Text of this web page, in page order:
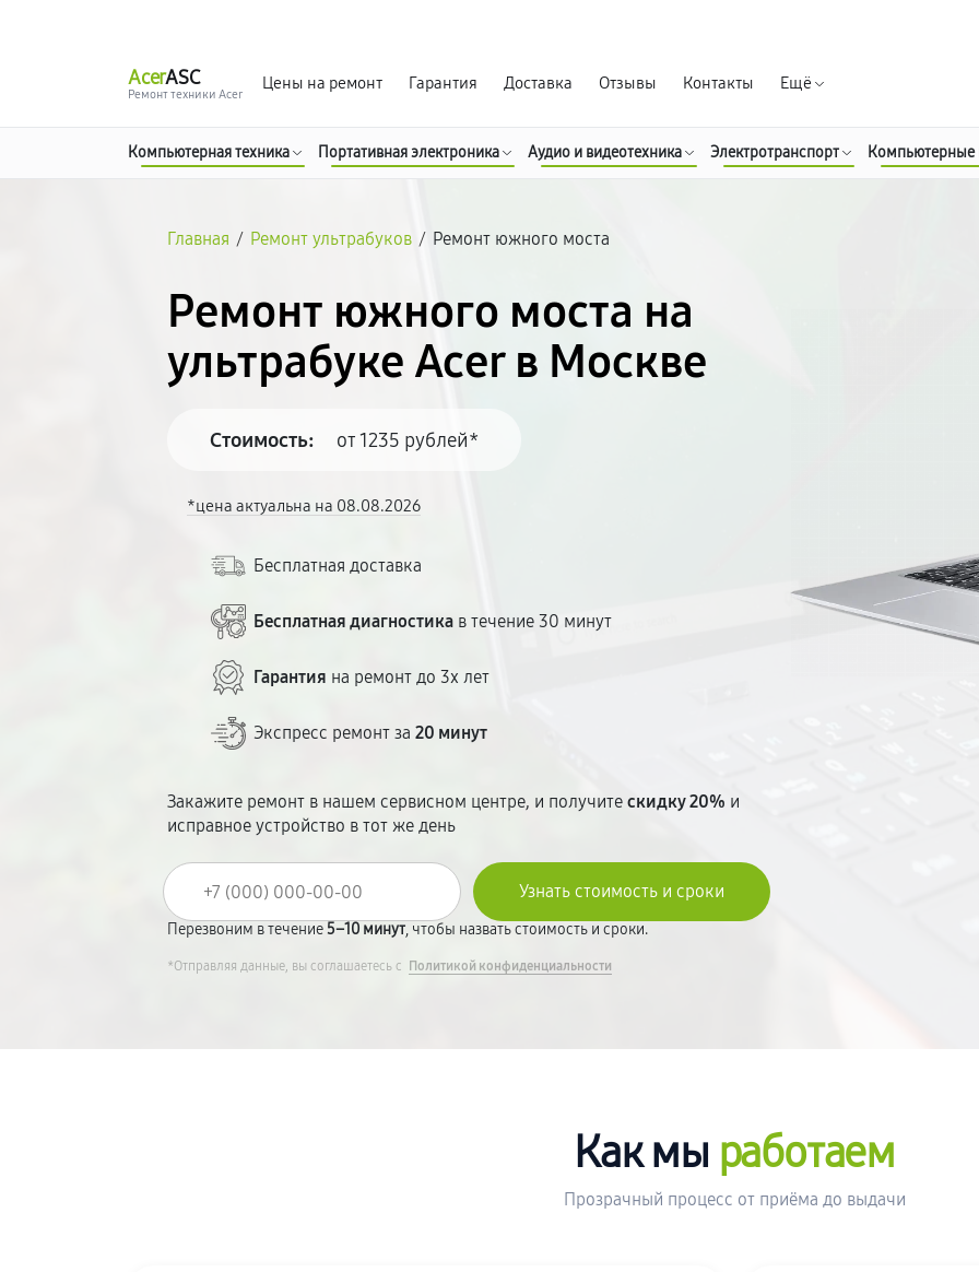
AcerASC
Ремонт техники Acer
Цены на ремонт Гарантия Доставка Отзывы Контакты Ещё
Компьютерная техника Портативная электроника Аудио и видеотехника Электротранспорт
Главная / Ремонт ультрабуков / Ремонт южного моста
Ремонт южного моста на
ультрабуке Acer в Москве
Стоимость: от 1235 рублей*
*цена актуальна на 08.08.2026
Бесплатная доставка
Бесплатная диагностика в течение 30 минут
Гарантия на ремонт до 3х лет
Экспресс ремонт за20 минут
Закажите ремонт в нашем сервисном центре, и получитескидку 20% и
исправное устройство в тот же день
Перезвоним в течение 5–10 минут, чтобы назвать стоимость и сроки.
*Отправляя данные, вы соглашаетесь с Политикой конфиденциальности
Как мы работаем
Прозрачный процесс от приёма до выдачи